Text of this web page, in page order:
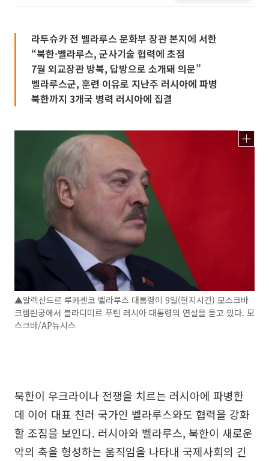
라투슈카 전 벨라루스 문화부 장관 본지에 서한
“북한·벨라루스, 군사기술 협력에 초점
7월 외교장관 방북, 답방으로 소개돼 의문”
벨라루스군, 훈련 이유로 지난주 러시아에 파병
북한까지 3개국 병력 러시아에 집결
▲알렉산드르 루카셴코 벨라루스 대통령이 9일(현지시간) 모스크바
크렘린궁에서 블라디미르 푸틴 러시아 대통령의 연설을 듣고 있다. 모
스크바/AP뉴시스
북한이 우크라이나 전쟁을 치르는 러시아에 파병한
데 이어 대표 친러 국가인 벨라루스와도 협력을 강화
할 조짐을 보인다. 러시아와 벨라루스, 북한이 새로운
악의 축을 형성하는 움직임을 나타내 국제사회의 긴